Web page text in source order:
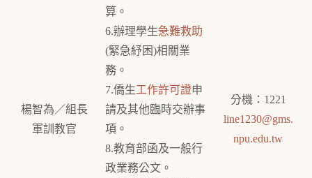
楊智為／組長
軍訓教官
算。
6.辦理學生急難救助
(緊急紓困)相關業
務。
7.僑生工作許可證申
請及其他臨時交辦事
項。
8.教育部函及一般行
政業務公文。
分機：1221
line1230@gms.
npu.edu.tw